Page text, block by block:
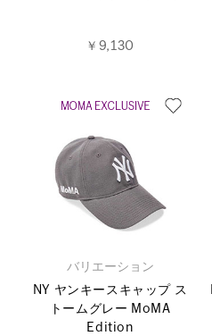
￥9,130
バリエーション
NY ヤンキースキャップ ス
トームグレー MoMA
Edition